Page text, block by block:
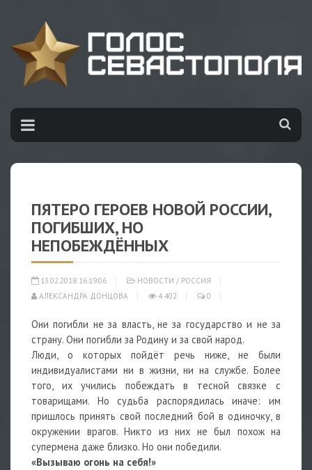
ПЯТЕРО ГЕРОЕВ НОВОЙ РОССИИ,
ПОГИБШИХ, НО
НЕПОБЕЖДЁННЫХ
13.02.2018 16:19:06 НОВОСТИ / РОССИЯ
АЛЕКСАНДРА ДОНЦОВА
4 402 0
Они погибли не за власть, не за государство и не за
страну. Они погибли за Родину и за свой народ.
Люди, о которых пойдёт речь ниже, не были
индивидуалистами ни в жизни, ни на службе. Более
того, их учились побеждать в тесной связке с
товарищами. Но судьба распорядилась иначе: им
пришлось принять свой последний бой в одиночку, в
окружении врагов. Никто из них не был похож на
супермена даже близко. Но они победили.
«Вызываю огонь на себя!»